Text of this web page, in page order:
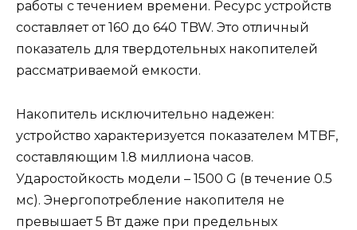
работы с течением времени. Ресурс устройств
составляет от 160 до 640 TBW. Это отличный
показатель для твердотельных накопителей
рассматриваемой емкости.
Накопитель исключительно надежен:
устройство характеризуется показателем MTBF,
составляющим 1.8 миллиона часов.
Ударостойкость модели – 1500 G (в течение 0.5
мс). Энергопотребление накопителя не
превышает 5 Вт даже при предельных